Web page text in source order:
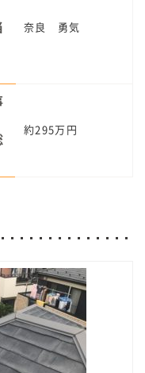
奈良 勇気
約295万円